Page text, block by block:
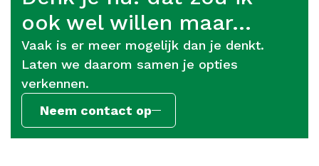
ook wel willen maar...
Vaak is er meer mogelijk dan je denkt.
Laten we daarom samen je opties
verkennen.
Neem contact op